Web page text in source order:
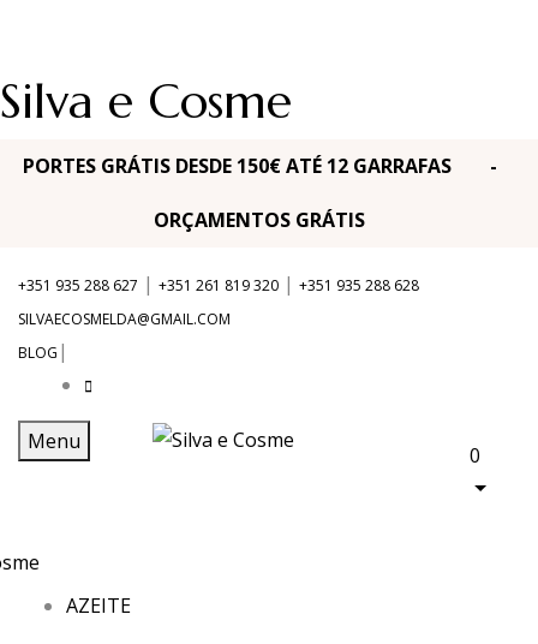
Silva e Cosme
PORTES GRÁTIS DESDE 150€ ATÉ 12 GARRAFAS -
ORÇAMENTOS GRÁTIS
+351 935 288 627 | +351 261 819 320 | +351 935 288 628
SILVAECOSMELDA@GMAIL.COM
BLOG |
Menu
0
AZEITE